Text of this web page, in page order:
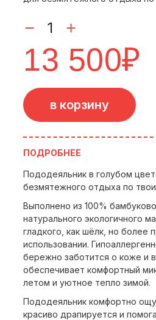
13 500₽
в корзину
ПОДРОБНЕЕ
Пододеяльник в голубом
безмятежного отдыха по
Выполнено из 100%
натурального экологичного
гладкого, как шёлк, но более
использовании.
бережно заботится о коже и
обеспечивает комфортный
летом и уютное тепло зимой.
Пододеяльник комфортно
красиво драпируется и